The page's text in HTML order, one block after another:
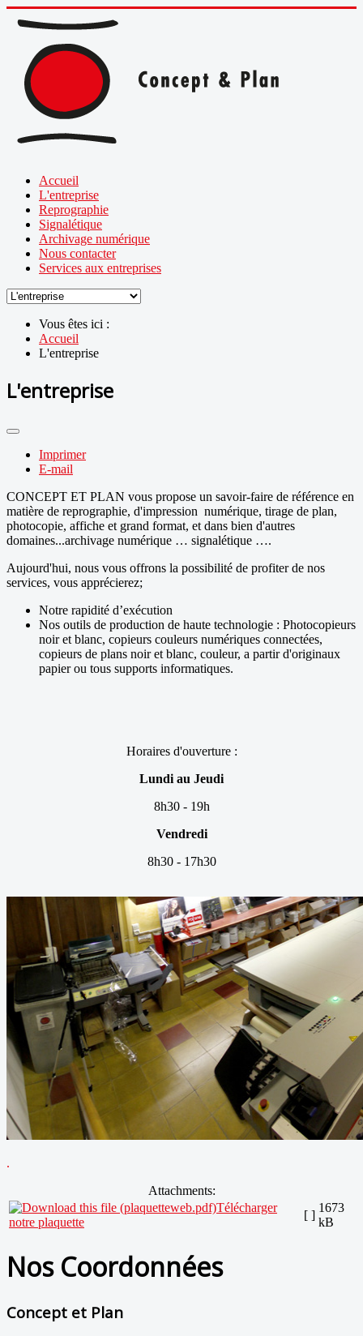
Accueil
L'entreprise
Reprographie
Signalétique
Archivage numérique
Nous contacter
Services aux entreprises
Vous êtes ici :
Accueil
L'entreprise
L'entreprise
Imprimer
E-mail
CONCEPT ET PLAN vous propose un savoir-faire de référence en
matière de reprographie, d'impression numérique, tirage de plan,
photocopie, affiche et grand format, et dans bien d'autres
domaines...archivage numérique … signalétique ….
Aujourd'hui, nous vous offrons la possibilité de profiter de nos
services, vous apprécierez;
Notre rapidité d’exécution
Nos outils de production de haute technologie : Photocopieurs
noir et blanc, copieurs couleurs numériques connectées,
copieurs de plans noir et blanc, couleur, a partir d'originaux
papier ou tous supports informatiques.
Horaires d'ouverture :
Lundi au Jeudi
8h30 - 19h
Vendredi
8h30 - 17h30
.
Attachments:
Télécharger
notre plaquette
[ ]
1673
kB
Nos Coordonnées
Concept et Plan